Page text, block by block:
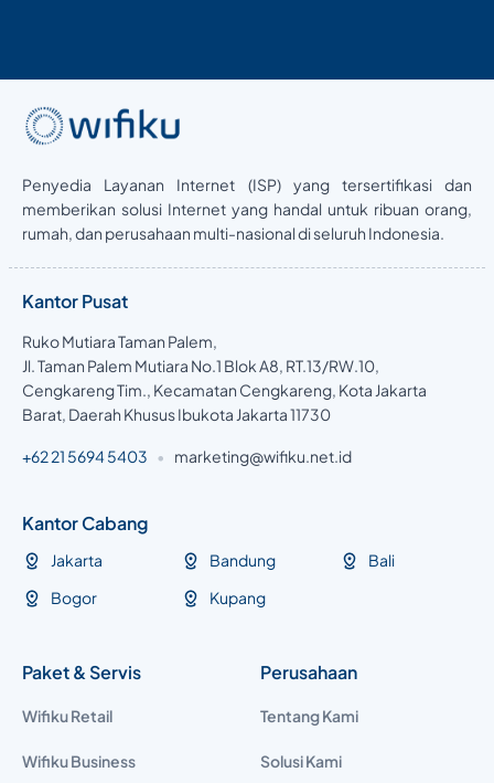
Penyedia Layanan Internet (ISP) yang tersertifikasi dan
memberikan solusi Internet yang handal untuk ribuan orang,
rumah, dan perusahaan multi-nasional di seluruh Indonesia.
Kantor Pusat
Ruko Mutiara Taman Palem,
Jl. Taman Palem Mutiara No.1 Blok A8, RT.13/RW.10,
Cengkareng Tim., Kecamatan Cengkareng, Kota Jakarta
Barat, Daerah Khusus Ibukota Jakarta 11730
+62 21 5694 5403 • marketing@wifiku.net.id
Kantor Cabang
Jakarta
Bogor
Bandung
Kupang
Bali
Paket & Servis
Wifiku Retail
Wifiku Business
Perusahaan
Tentang Kami
Solusi Kami